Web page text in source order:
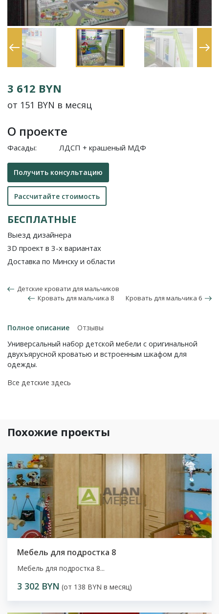
3 612 BYN
от 151 BYN в месяц
О проекте
Фасады: ЛДСП + крашеный МДФ
Получить консультацию
Рассчитайте стоимость
БЕСПЛАТНЫЕ
Выезд дизайнера
3D проект в 3-х вариантах
Доставка по Минску и области
Детские кровати для мальчиков
Кровать для мальчика 8
Кровать для мальчика 6
Полное описание
Отзывы
Универсальный набор детской мебели с оригинальной
двухъярусной кроватью и встроенным шкафом для
одежды.
Все детские здесь
Похожие проекты
Мебель для подростка 8
Мебель для подростка 8...
3 302 BYN (от 138 BYN в месяц)